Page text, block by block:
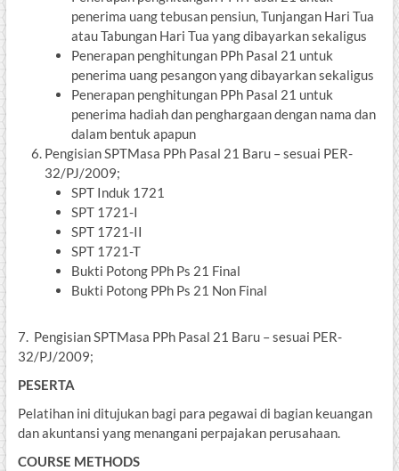
penerima uang tebusan pensiun, Tunjangan Hari Tua
atau Tabungan Hari Tua yang dibayarkan sekaligus
Penerapan penghitungan PPh Pasal 21 untuk
penerima uang pesangon yang dibayarkan sekaligus
Penerapan penghitungan PPh Pasal 21 untuk
penerima hadiah dan penghargaan dengan nama dan
dalam bentuk apapun
Pengisian SPTMasa PPh Pasal 21 Baru – sesuai PER-
32/PJ/2009;
SPT Induk 1721
SPT 1721-I
SPT 1721-II
SPT 1721-T
Bukti Potong PPh Ps 21 Final
Bukti Potong PPh Ps 21 Non Final
7. Pengisian SPTMasa PPh Pasal 21 Baru – sesuai PER-
32/PJ/2009;
PESERTA
Pelatihan ini ditujukan bagi para pegawai di bagian keuangan
dan akuntansi yang menangani perpajakan perusahaan.
COURSE METHODS